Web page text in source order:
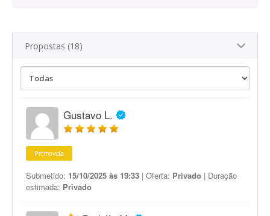
Propostas (18)
Gustavo L.
Promovida
Submetido: 15/10/2025 às 19:33 | Oferta: Privado | Duração
estimada: Privado